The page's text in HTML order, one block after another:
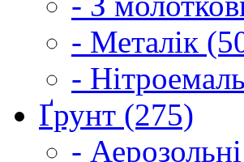
- Металік
-
Ґрунт (275)
-